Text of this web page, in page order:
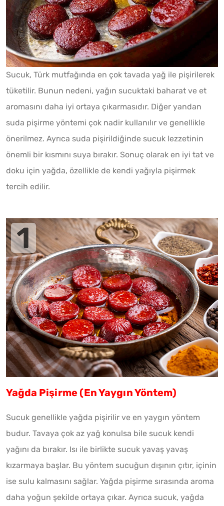
Sucuk, Türk mutfağında en çok tavada yağ ile pişirilerek
tüketilir. Bunun nedeni, yağın sucuktaki baharat ve et
aromasını daha iyi ortaya çıkarmasıdır. Diğer yandan
suda pişirme yöntemi çok nadir kullanılır ve genellikle
önerilmez. Ayrıca suda pişirildiğinde sucuk lezzetinin
önemli bir kısmını suya bırakır. Sonuç olarak en iyi tat ve
doku için yağda, özellikle de kendi yağıyla pişirmek
tercih edilir.
Yağda Pişirme (En Yaygın Yöntem)
Sucuk genellikle yağda pişirilir ve en yaygın yöntem
budur. Tavaya çok az yağ konulsa bile sucuk kendi
yağını da bırakır. Isı ile birlikte sucuk yavaş yavaş
kızarmaya başlar. Bu yöntem sucuğun dışının çıtır, içinin
ise sulu kalmasını sağlar. Yağda pişirme sırasında aroma
daha yoğun şekilde ortaya çıkar. Ayrıca sucuk, yağda